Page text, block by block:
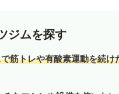
ジムを探す
筋トレや有酸素運動を続け